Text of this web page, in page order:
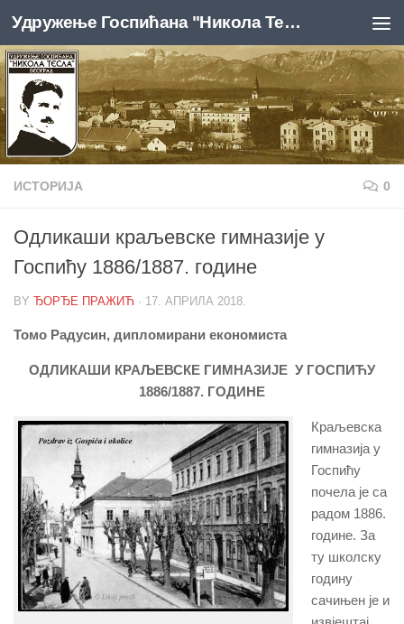
Skip to content Удружење Госпићана "Никола Тесла", Београд
ИСТОРИЈА 0
Одликаши краљевске гимназије у
Госпићу 1886/1887. године
BY ЂОРЂЕ ПРАЖИЋ · 17. АПРИЛА 2018.
Томо Радусин, дипломирани економиста
ОДЛИКАШИ КРАЉЕВСКЕ ГИМНАЗИЈЕ У ГОСПИЋУ
1886/1887. ГОДИНЕ
Краљевска
гимназија у
Госпићу
почела је са
радом 1886.
године. За
ту школску
годину
сачињен је и